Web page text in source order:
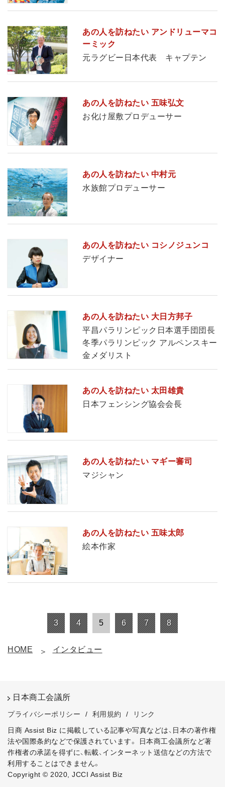
あの人を訪ねたい アンドリューマコ
ーミック
元ラグビー日本代表 キャプテン
あの人を訪ねたい 五味弘文
お化け屋敷プロデューサー
あの人を訪ねたい 中村元
水族館プロデューサー
あの人を訪ねたい コシノジュンコ
デザイナー
あの人を訪ねたい 大日方邦子
平昌パラリンピック日本選手団団長
冬季パラリンピック アルペンスキー
金メダリスト
あの人を訪ねたい 太田雄貴
日本フェンシング協会会長
あの人を訪ねたい マギー審司
マジシャン
あの人を訪ねたい 五味太郎
絵本作家
3 4 5 6 7 8
HOME インタビュー
日本商工会議所
プライバシーポリシー / 利用規約 /
リンク
日商 Assist Biz に掲載している記事や写真などは、日本の著作権
法や国際条約などで保護されています。
日本商工会議所など著
作権者の承諾を得ずに、転載、インターネット送信などの方法で
利用することはできません。
Copyright © 2020, JCCI Assist Biz